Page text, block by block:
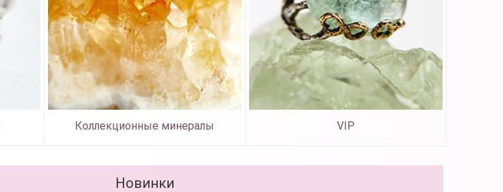
Коллекционные минералы VIP
Новинки